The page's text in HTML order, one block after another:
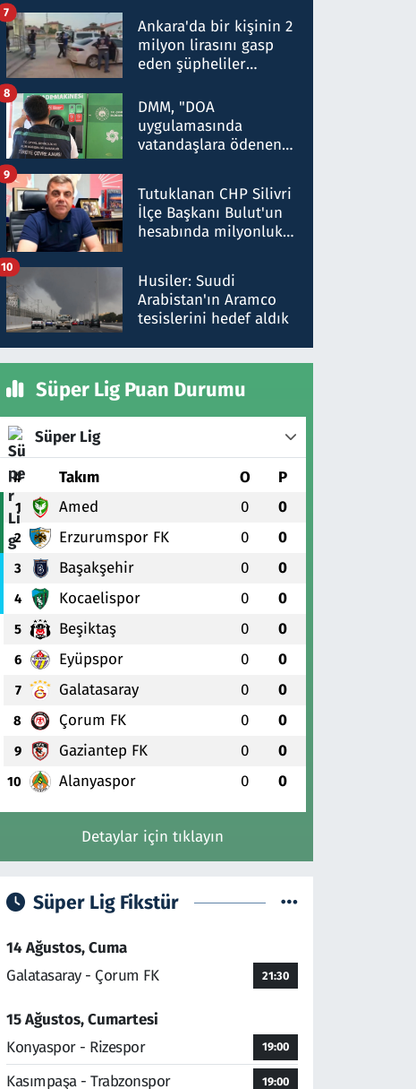
ifadelerinden ortaya
çıkan tablo şok etti
Ankara'da bir kişinin 2
milyon lirasını gasp
eden şüpheliler
7
DMM, "DOA
uygulamasında
vatandaşlara ödenen
düşürüldüğü" iddiasını
yalanladı
8
Tutuklanan CHP Silivri
İlçe Başkanı Bulut'un
hesabında milyonluk
talimat verdi, ben
gönderdim
9
Husiler: Suudi
Arabistan'ın Aramco
tesislerini hedef aldık
10
Süper Lig Puan Durumu
Süper Lig
# Takım O P
1 Amed 0 0
2 Erzurumspor FK 0 0
3 Başakşehir 0 0
4 Kocaelispor 0 0
5 Beşiktaş 0 0
6 Eyüpspor 0 0
7 Galatasaray 0 0
8 Çorum FK 0 0
9 Gaziantep FK 0 0
10 Alanyaspor 0 0
Detaylar için tıklayın
Süper Lig Fikstür
14 Ağustos, Cuma
Galatasaray - Çorum FK
21:30
15 Ağustos, Cumartesi
Konyaspor - Rizespor
19:00
Kasımpaşa - Trabzonspor 19:00